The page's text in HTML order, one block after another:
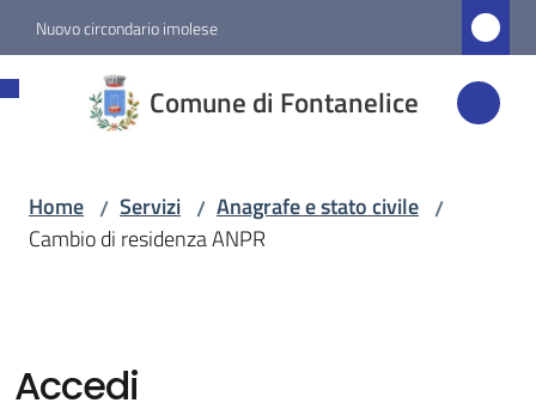
Vai al contenuto
Vai alla navigazione
Vai al footer
Nuovo circondario imolese
Comune di Fontanelice
Fontanelice
Amministrazione
Menu selezionato
Home / Servizi / Anagrafe e stato civile /
Cambio di residenza ANPR
Accedi